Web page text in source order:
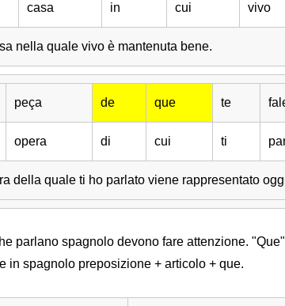
casa in cui vivo
nella quale vivo è mantenuta bene.
peça de que te
opera di cui ti
della quale ti ho parlato viene rappresentato
parlano spagnolo devono fare attenzione.
in spagnolo preposizione + articolo + que.